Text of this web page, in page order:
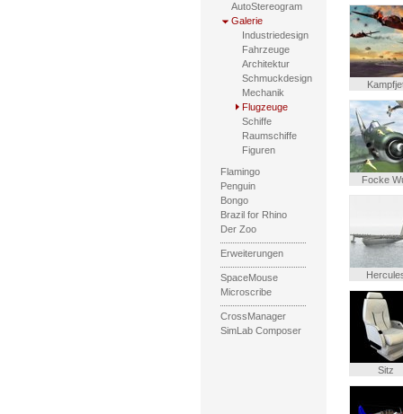
AutoStereogram
Galerie
Industriedesign
Fahrzeuge
Architektur
Schmuckdesign
Mechanik
Flugzeuge
Schiffe
Raumschiffe
Figuren
Flamingo
Penguin
Bongo
Brazil for Rhino
Der Zoo
Erweiterungen
SpaceMouse
Microscribe
CrossManager
SimLab Composer
Focke
Sitz